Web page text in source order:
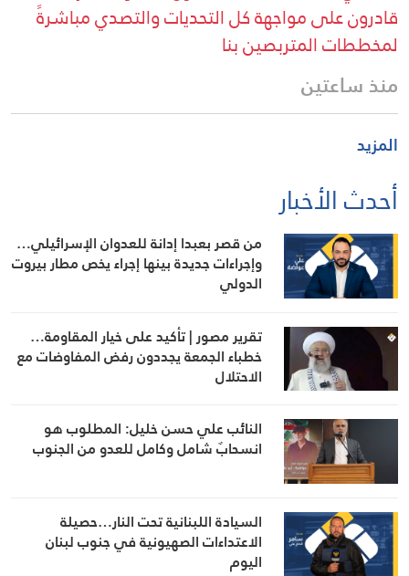
قادرون على مواجهة كل التحديات والتصدي مباشرةً
لمخططات المتربصين بنا
منذ ساعتين
المزيد
أحدث الأخبار
من قصر بعبدا إدانة للعدوان الإسرائيلي…
وإجراءات جديدة بينها إجراء يخص مطار بيروت
الدولي
تقرير مصور | تأكيد على خيار المقاومة…
خطباء الجمعة يجددون رفض المفاوضات مع
الاحتلال
النائب علي حسن خليل: المطلوب هو
انسحابٌ شامل وكامل للعدو من الجنوب
السيادة اللبنانية تحت النار…حصيلة
الاعتداءات الصهيونية في جنوب لبنان
اليوم